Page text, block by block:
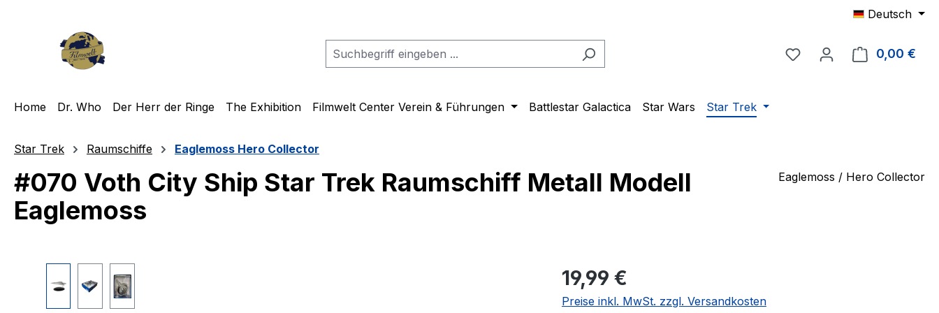
Deutsch
Du hast 0 Produkte auf
0,00 €
Home Dr. Who Der Herr der Ringe The Exhibition Filmwelt Center Verein & Führungen Battlestar Galactica Star Wars Star Trek
Star Trek Raumschiffe Eaglemoss Hero Collector
#070 Voth City Ship Star Trek Raumschiff Metall Modell
Eaglemoss
Eaglemoss / Hero Collector
Regulärer Preis:
19,99 €
Preise inkl. MwSt. zzgl. Versandkosten